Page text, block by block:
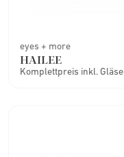
eyes + more
HAILEE
Komplettpreis inkl.